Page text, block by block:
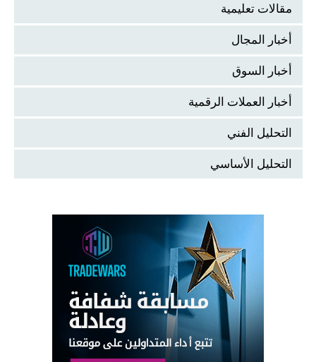
مقالات تعليمية
أخبار المجال
أخبار السوق
أخبار العملات الرقمية
التحليل الفني
التحليل الأساسي